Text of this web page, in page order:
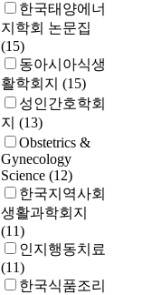
한국태양에너
지학회 논문집
(15)
동아시아식생
활학회지 (15)
성인간호학회
지 (13)
Obstetrics &
Gynecology
Science (12)
한국지역사회
생활과학회지
(11)
인지행동치료
(11)
한국식품조리